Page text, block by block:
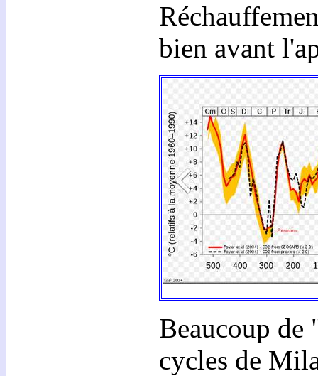
bien avant
Beaucoup de
cycles de